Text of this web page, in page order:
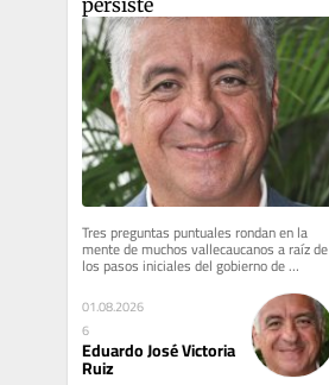
persiste
Tres preguntas puntuales rondan en la
mente de muchos vallecaucanos a raíz de
los pasos iniciales del gobierno de
Abelardo con respecto a nuestra...
01.08.2026
6
Eduardo José Victoria
Ruiz